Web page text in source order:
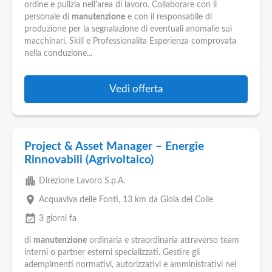
ordine e pulizia nell'area di lavoro. Collaborare con il
personale di manutenzione e con il responsabile di
produzione per la segnalazione di eventuali anomalie sui
macchinari. Skill e Professionalita Esperienza comprovata
nella conduzione...
Vedi offerta
Project & Asset Manager – Energie
Rinnovabili (Agrivoltaico)
apartment Direzione Lavoro S.p.A.
place Acquaviva delle Fonti, 13 km da Gioia del Colle
event_available 3 giorni fa
di manutenzione ordinaria e straordinaria attraverso team
interni o partner esterni specializzati. Gestire gli
adempimenti normativi, autorizzativi e amministrativi nei